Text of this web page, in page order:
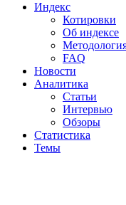
Индекс
Котировки
Об индексе
FAQ
Новости
Аналитика
Статьи
Интервью
Обзоры
Статистика
Темы